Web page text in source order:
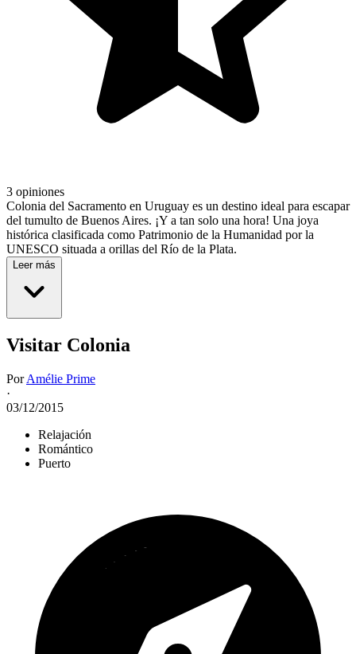
3 opiniones
Colonia del Sacramento en Uruguay es un destino ideal para escapar
del tumulto de Buenos Aires. ¡Y a tan solo una hora! Una joya
histórica clasificada como Patrimonio de la Humanidad por la
UNESCO situada a orillas del Río de la Plata.
Leer más
Visitar Colonia
PorAmélie Prime
·
03/12/2015
Relajación
Romántico
Puerto